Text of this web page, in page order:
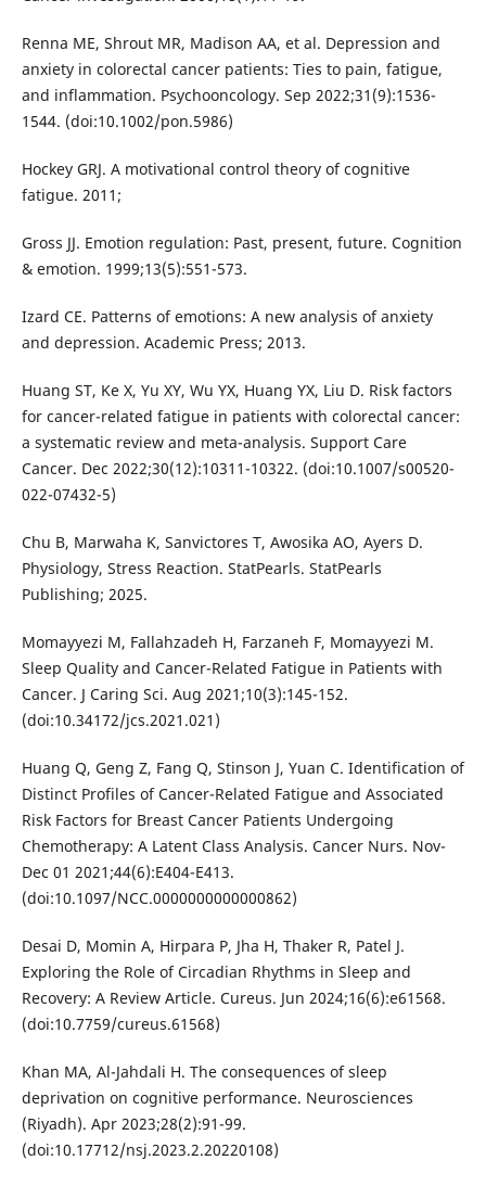
Renna ME, Shrout MR, Madison AA, et al. Depression and
anxiety in colorectal cancer patients: Ties to pain, fatigue,
and inflammation. Psychooncology. Sep 2022;31(9):1536-
1544. (doi:10.1002/pon.5986)
Hockey GRJ. A motivational control theory of cognitive
fatigue. 2011;
Gross JJ. Emotion regulation: Past, present, future. Cognition
& emotion. 1999;13(5):551-573.
Izard CE. Patterns of emotions: A new analysis of anxiety
and depression. Academic Press; 2013.
Huang ST, Ke X, Yu XY, Wu YX, Huang YX, Liu D. Risk factors
for cancer-related fatigue in patients with colorectal cancer:
a systematic review and meta-analysis. Support Care
Cancer. Dec 2022;30(12):10311-10322. (doi:10.1007/s00520-
022-07432-5)
Chu B, Marwaha K, Sanvictores T, Awosika AO, Ayers D.
Physiology, Stress Reaction. StatPearls. StatPearls
Publishing; 2025.
Momayyezi M, Fallahzadeh H, Farzaneh F, Momayyezi M.
Sleep Quality and Cancer-Related Fatigue in Patients with
Cancer. J Caring Sci. Aug 2021;10(3):145-152.
(doi:10.34172/jcs.2021.021)
Huang Q, Geng Z, Fang Q, Stinson J, Yuan C. Identification of
Distinct Profiles of Cancer-Related Fatigue and Associated
Risk Factors for Breast Cancer Patients Undergoing
Chemotherapy: A Latent Class Analysis. Cancer Nurs. Nov-
Dec 01 2021;44(6):E404-E413.
(doi:10.1097/NCC.0000000000000862)
Desai D, Momin A, Hirpara P, Jha H, Thaker R, Patel J.
Exploring the Role of Circadian Rhythms in Sleep and
Recovery: A Review Article. Cureus. Jun 2024;16(6):e61568.
(doi:10.7759/cureus.61568)
Khan MA, Al-Jahdali H. The consequences of sleep
deprivation on cognitive performance. Neurosciences
(Riyadh). Apr 2023;28(2):91-99.
(doi:10.17712/nsj.2023.2.20220108)